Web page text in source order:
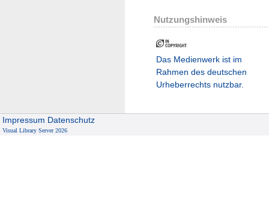
Nutzungshinweis
Das Medienwerk ist im
Rahmen des deutschen
Urheberrechts nutzbar.
Impressum Datenschutz
Visual Library Server 2026